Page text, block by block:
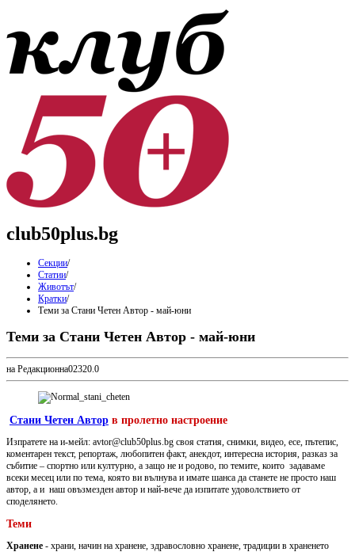
club50plus.bg
Секции/
Статии/
Животът/
Кратки/
Теми за Стани Четен Автор - май-юни
Теми за Стани Четен Автор - май-юни
на Редакционна02320.0
Стани Четен Автор в пролетно настроение
Изпратете на и-мейл: avtor@club50plus.bg своя статия, снимки, видео, есе, пътепис,
коментарен текст, репортаж, любопитен факт, анекдот, интересна история, разказ за
събитие – спортно или културно, а защо не и родово, по темите, които задаваме
всеки месец или по тема, която ви вълнува и имате шанса да станете не просто наш
автор, а и наш овъзмезден автор и най-вече да изпитате удоволствието от
споделянето.
Теми
Хранене - храни, начин на хранене, здравословно хранене, традиции в храненето